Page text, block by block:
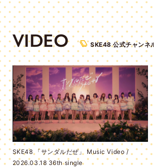
VIDEO SKE48 公式チャンネ
SKE48 「サンダルだぜ」 Music Video /
2026.03.18 36th single